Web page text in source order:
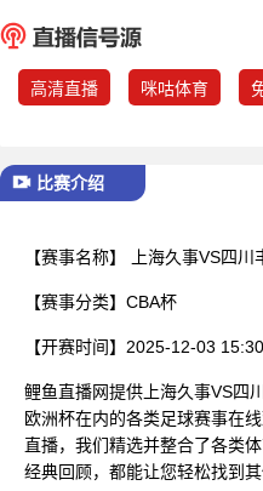
高清直播 咪咕体育
比赛介绍
【赛事名称】 上海久事VS四
【赛事分类】 CBA杯
【开赛时间】 2025-12-03 15:30
鲤鱼直播网提供上海久事VS四
欧洲杯在内的各类足球赛事在
直播，我们精选并整合了各类
经典回顾，都能让您轻松找到其